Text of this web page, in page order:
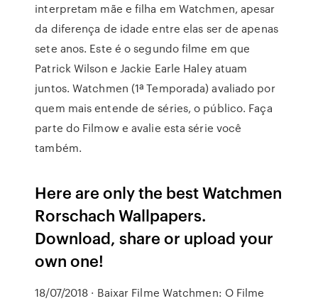
interpretam mãe e filha em Watchmen, apesar
da diferença de idade entre elas ser de apenas
sete anos. Este é o segundo filme em que
Patrick Wilson e Jackie Earle Haley atuam
juntos. Watchmen (1ª Temporada) avaliado por
quem mais entende de séries, o público. Faça
parte do Filmow e avalie esta série você
também.
Here are only the best Watchmen
Rorschach Wallpapers.
Download, share or upload your
own one!
18/07/2018 · Baixar Filme Watchmen: O Filme